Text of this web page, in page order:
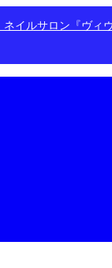
イルサロン『ヴィ